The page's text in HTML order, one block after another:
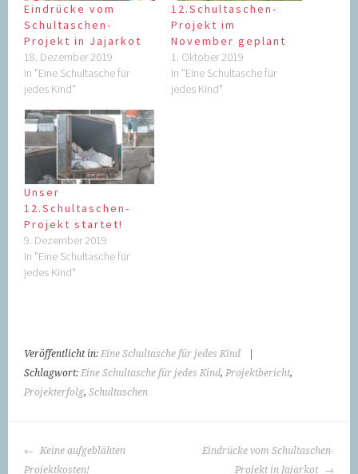
Eindrücke vom
Schultaschen-
Projekt in Jajarkot
18. Dezember 2019
In "Eine Schultasche für
jedes Kind"
12.Schultaschen-
Projekt im
November geplant
1. Oktober 2019
In "Eine Schultasche für
jedes Kind"
Unser
12.Schultaschen-
Projekt startet!
9. Dezember 2019
In "Eine Schultasche für
jedes Kind"
Veröffentlicht in:Eine Schultasche für jedes Kind
Schlagwort:Eine Schultasche für jedes Kind,Projektbericht,
Projekterfolg,Schultaschen
BEITRAGS-
Keine aufgeblähten
Projektkosten!
Eindrücke vom Schultaschen-
Projekt in Jajarkot